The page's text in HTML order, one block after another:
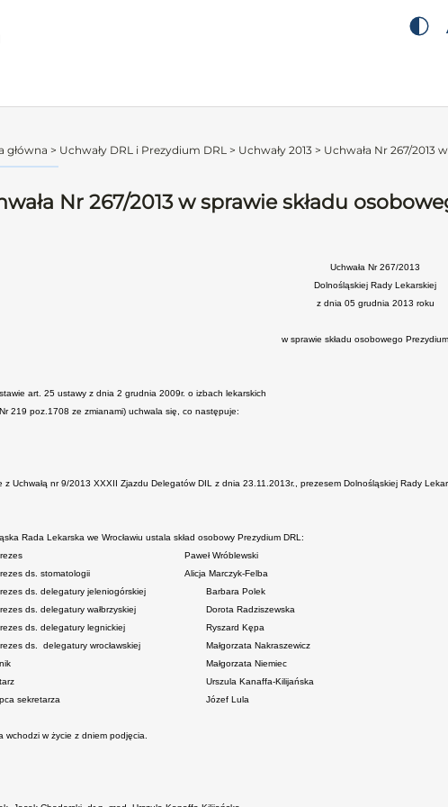
główna > Uchwały DRL i Prezydium DRL > Uchwały 2013 > Uchwała Nr 267/2013
Nr 267/2013 w sprawie składu
Uchwała Nr 267/2013
Dolnośląskiej Rady Lekarskiej
z dnia 05 grudnia 2013 roku
w sprawie składu osobowego Prezydium
art. 25 ustawy z dnia 2 grudnia 2009r. o izbach lekarskich
219 poz.1708 ze zmianami) uchwala się, co następuje:
z Uchwałą nr 9/2013 XXXII Zjazdu Delegatów DIL z dnia 23.11.2013r., prezesem Dolnośląskiej Rady
Rada Lekarska we Wrocławiu ustala skład osobowy Prezydium DRL:
Paweł Wróblewski
ds. stomatologii
Alicja Marczyk-Felba
ds. delegatury jeleniogórskiej
Barbara Polek
ds. delegatury wałbrzyskiej
Dorota Radziszewska
ds. delegatury legnickiej
Ryszard Kępa
ds. delegatury wrocławskiej
Małgorzata Nakraszewicz
Małgorzata Niemiec
Urszula Kanaffa-Kilijańska
sekretarza
Józef Lula
wchodzi w życie z dniem podjęcia.